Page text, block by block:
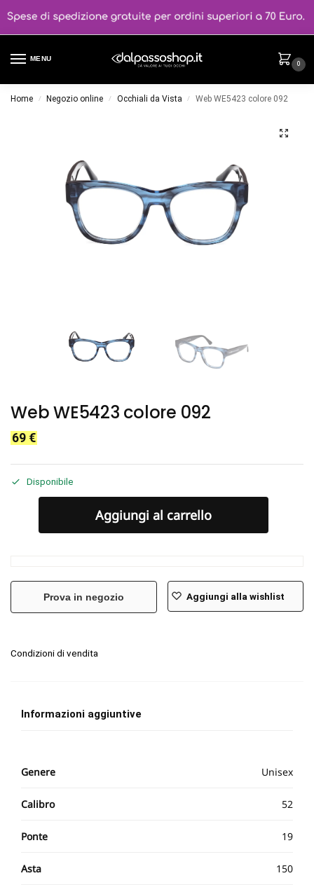
MENU
0
Home / Negozio online / Occhiali da Vista / Web WE5423 colore 092
Web WE5423 colore 092
69 €
Disponibile
Aggiungi al carrello
Prova in negozio Aggiungi alla wishlist
Condizioni di vendita
Informazioni aggiuntive
Genere Unisex
Calibro 52
Ponte 19
Asta 150